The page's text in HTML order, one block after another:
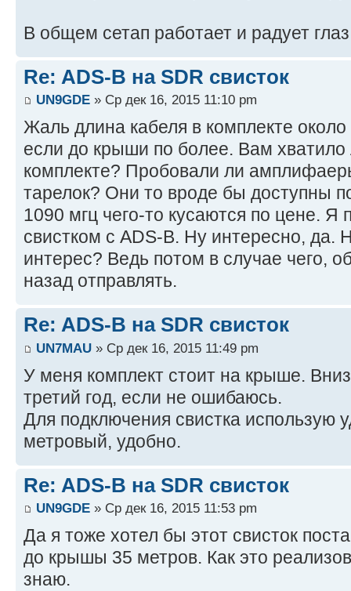
В общем сетап работает и радует
Re: ADS-B на SDR свисток
UN9GDE » Ср дек 16, 2015 11:10 pm
Жаль длина кабеля в комплекте
если до крыши по более. Вам хватило
комплекте? Пробовали ли
тарелок? Они то вроде бы доступны
1090 мгц чего-то кусаются по цене. Я
свистком с ADS-B. Ну интересно, да.
интерес? Ведь потом в случае чего,
назад отправлять.
Re: ADS-B на SDR свисток
UN7MAU » Ср дек 16, 2015 11:49 pm
У меня комплект стоит на крыше.
третий год, если не ошибаюсь.
Для подключения свистка использую
метровый, удобно.
Re: ADS-B на SDR свисток
UN9GDE » Ср дек 16, 2015 11:53 pm
Да я тоже хотел бы этот свисток
до крышы 35 метров. Как это
знаю.